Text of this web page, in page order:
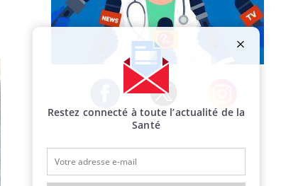
Facebook Twitter Instagram
Restez connecté à toute l’actualité de la
Santé